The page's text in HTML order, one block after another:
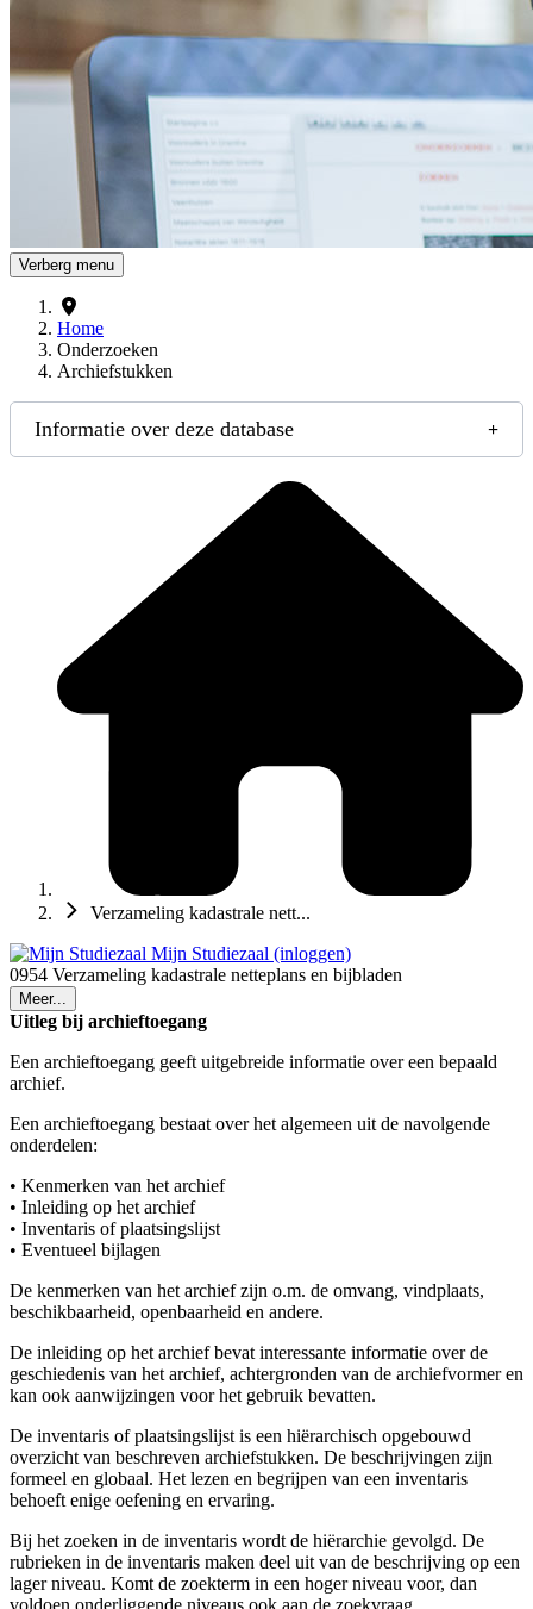
Verberg menu
Home
Onderzoeken
Archiefstukken
Informatie over deze database
Verzameling kadastrale nett...
Mijn Studiezaal (inloggen)
0954 Verzameling kadastrale netteplans en bijbladen
Meer...
Uitleg bij archieftoegang
Een archieftoegang geeft uitgebreide informatie over een bepaald
archief.
Een archieftoegang bestaat over het algemeen uit de navolgende
onderdelen:
• Kenmerken van het archief
• Inleiding op het archief
• Inventaris of plaatsingslijst
• Eventueel bijlagen
De kenmerken van het archief zijn o.m. de omvang, vindplaats,
beschikbaarheid, openbaarheid en andere.
De inleiding op het archief bevat interessante informatie over de
geschiedenis van het archief, achtergronden van de archiefvormer en
kan ook aanwijzingen voor het gebruik bevatten.
De inventaris of plaatsingslijst is een hiërarchisch opgebouwd
overzicht van beschreven archiefstukken. De beschrijvingen zijn
formeel en globaal. Het lezen en begrijpen van een inventaris
behoeft enige oefening en ervaring.
Bij het zoeken in de inventaris wordt de hiërarchie gevolgd. De
rubrieken in de inventaris maken deel uit van de beschrijving op een
lager niveau. Komt de zoekterm in een hoger niveau voor, dan